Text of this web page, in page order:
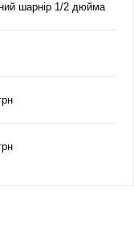
шарнір 1/2 дюйма